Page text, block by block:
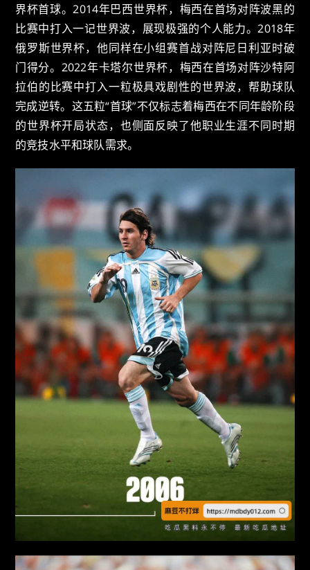
界杯首球。2014年巴西世界杯，梅西在首场对阵波黑的
比赛中打入一记世界波，展现极强的个人能力。2018年
俄罗斯世界杯，他同样在小组赛首战对阵尼日利亚时破
门得分。2022年卡塔尔世界杯，梅西在首场对阵沙特阿
拉伯的比赛中打入一粒极具戏剧性的世界波，帮助球队
完成逆转。这五粒“首球”不仅标志着梅西在不同年龄阶段
的世界杯开局状态，也侧面反映了他职业生涯不同时期
的竞技水平和球队需求。